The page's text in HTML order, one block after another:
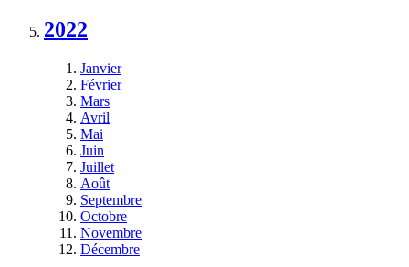
2022
Janvier
Février
Mars
Avril
Mai
Juin
Juillet
Août
Septembre
Octobre
Novembre
Décembre